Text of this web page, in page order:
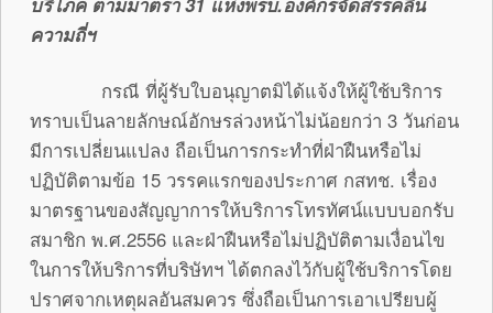
ความถี่ฯ
กรณี ที่ผู้รับใบอนุญาตมิได้แจ้งให้ผู้ใช้บริการ
ทราบเป็นลายลักษณ์อักษรล่วงหน้าไม่น้อยกว่า 3 วันก่อน
มีการเปลี่ยนแปลง ถือเป็นการกระทำที่ฝ่าฝืนหรือไม่
ปฏิบัติตามข้อ 15 วรรคแรกของประกาศ กสทช. เรื่อง
มาตรฐานของสัญญาการให้บริการโทรทัศน์แบบบอกรับ
สมาชิก พ.ศ.2556 และฝ่าฝืนหรือไม่ปฏิบัติตามเงื่อนไข
ในการให้บริการที่บริษัทฯ ได้ตกลงไว้กับผู้ใช้บริการโดย
ปราศจากเหตุผลอันสมควร ซึ่งถือเป็นการเอาเปรียบผู้